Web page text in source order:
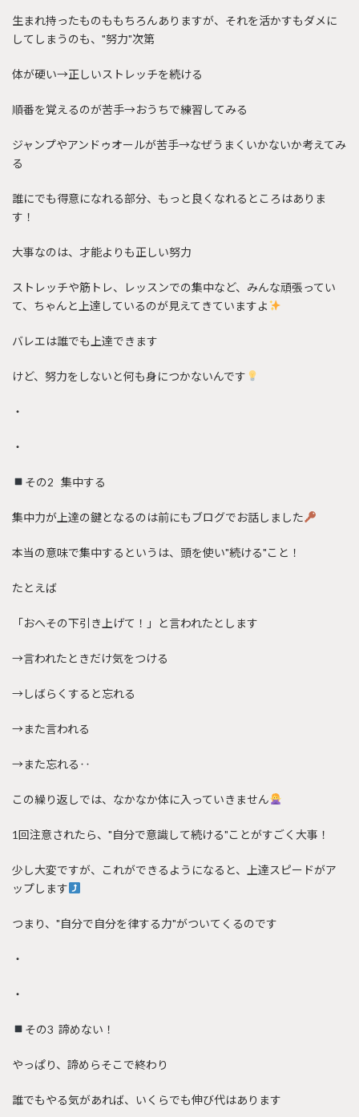
生まれ持ったものももちろんありますが、それを活かすもダメに
してしまうのも、"努力"次第
体が硬い→正しいストレッチを続ける
順番を覚えるのが苦手→おうちで練習してみる
ジャンプやアンドゥオールが苦手→なぜうまくいかないか考えてみ
る
誰にでも得意になれる部分、もっと良くなれるところはありま
す！
大事なのは、才能よりも正しい努力
ストレッチや筋トレ、レッスンでの集中など、みんな頑張ってい
て、ちゃんと上達しているのが見えてきていますよ
バレエは誰でも上達できます
けど、努力をしないと何も身につかないんです
・
・
その2 集中する
集中力が上達の鍵となるのは前にもブログでお話しました
本当の意味で集中するというは、頭を使い"続ける"こと！
たとえば
「おへその下引き上げて！」と言われたとします
→言われたときだけ気をつける
→しばらくすると忘れる
→また言われる
→また忘れる‥
この繰り返しでは、なかなか体に入っていきません
1回注意されたら、"自分で意識して続ける"ことがすごく大事！
少し大変ですが、これができるようになると、上達スピードがア
ップします
つまり、"自分で自分を律する力"がついてくるのです
・
・
その3 諦めない！
やっぱり、諦めらそこで終わり
誰でもやる気があれば、いくらでも伸び代はあります